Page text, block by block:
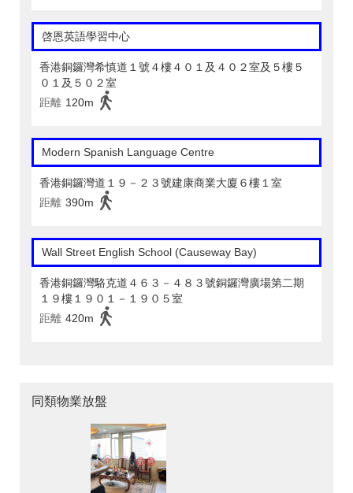
啓恩英語學習中心
香港銅鑼灣希慎道１號４樓４０１及４０２室及５樓５
０１及５０２室
距離 120m
Modern Spanish Language Centre
香港銅鑼灣道１９－２３號建康商業大廈６樓１室
距離 390m
Wall Street English School (Causeway Bay)
香港銅鑼灣駱克道４６３－４８３號銅鑼灣廣場第二期
１９樓１９０１－１９０５室
距離 420m
同類物業放盤